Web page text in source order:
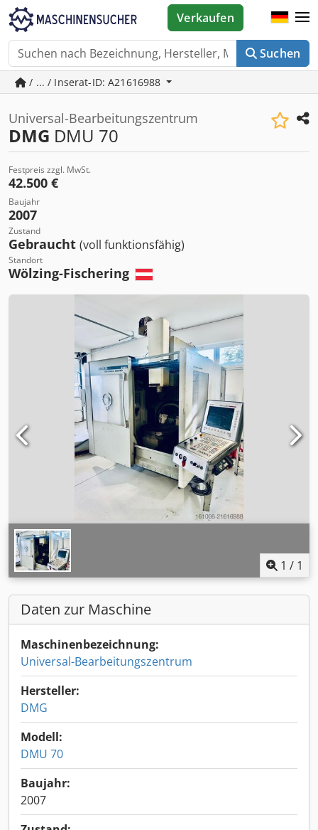
Suchen
Verkaufen
/ ... / Inserat-ID: A21616988
Universal-Bearbeitungszentrum
DMG DMU 70
Festpreis zzgl. MwSt.
42.500 €
Baujahr
2007
Zustand
Gebraucht (voll funktionsfähig)
Standort
Wölzing-Fischering
1 / 1
Daten zur Maschine
Maschinenbezeichnung:
Universal-Bearbeitungszentrum
Hersteller:
DMG
Modell:
DMU 70
Baujahr:
2007